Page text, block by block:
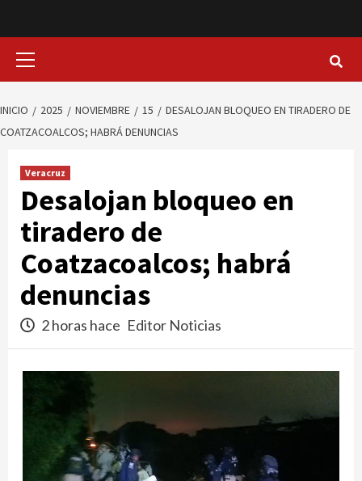
Menú
INICIO 2025 NOVIEMBRE 15
DESALOJAN BLOQUEO EN TIRADERO DE
COATZACOALCOS; HABRÁ DENUNCIAS
Veracruz
Desalojan bloqueo en
tiradero de
Coatzacoalcos; habrá
denuncias
2 horas hace Editor Noticias